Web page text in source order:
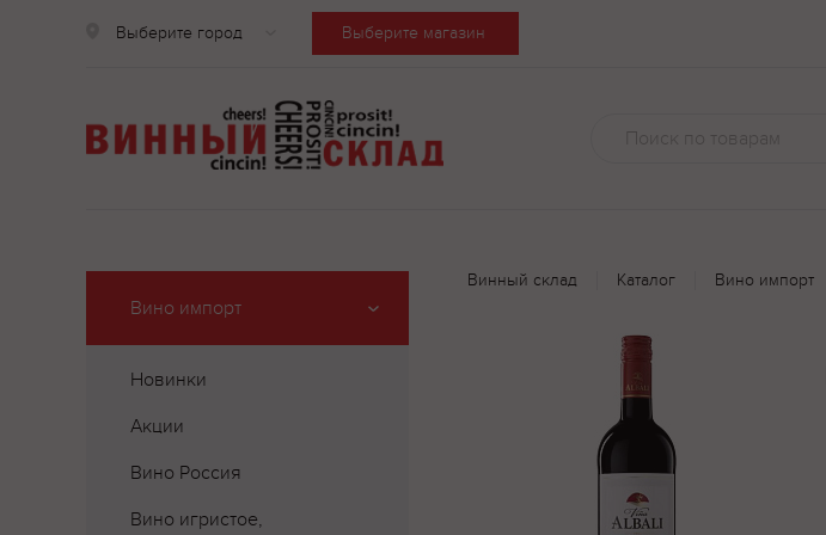
Выберите город Выберите магазин
Вино импорт
Новинки
Акции
Вино Россия
Вино игристое,
Винный склад Каталог Вино импорт